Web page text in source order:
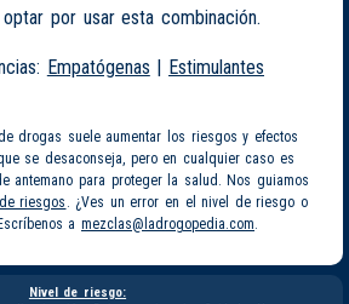
por usar esta combinación.
Empatógenas | Estimulantes
drogas suele aumentar los riesgos y efectos
se desaconseja, pero en cualquier caso es
antemano para proteger la salud. Nos guiamos
riesgos . ¿Ves un error en el nivel de riesgo o
a mezclas@ladrogopedia.com.
Nivel de riesgo: